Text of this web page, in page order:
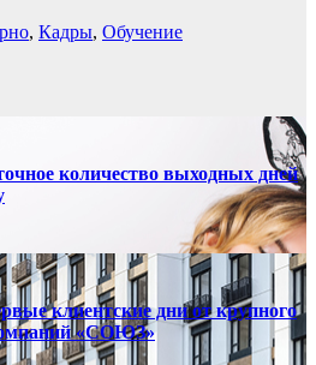
, Кадры, Обучение
количество выходных дней
клиентские дни от крупного
«СОЮЗ»